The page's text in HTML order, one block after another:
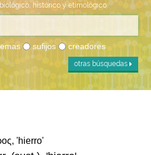
histórico y etimológico
sufijos creadores
otras búsquedas
'hierro'